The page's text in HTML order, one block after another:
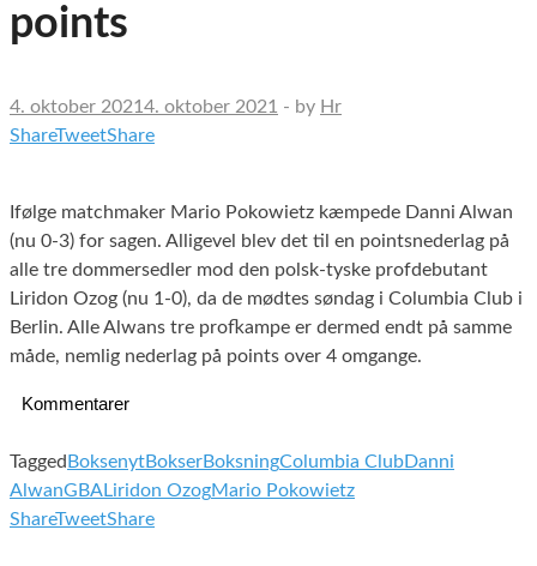
points
4. oktober 2021 4. oktober 2021 - by Hr
ShareTweetShare
Ifølge matchmaker Mario Pokowietz kæmpede Danni Alwan
(nu 0-3) for sagen. Alligevel blev det til en pointsnederlag på
alle tre dommersedler mod den polsk-tyske profdebutant
Liridon Ozog (nu 1-0), da de mødtes søndag i Columbia Club i
Berlin. Alle Alwans tre profkampe er dermed endt på samme
måde, nemlig nederlag på points over 4 omgange.
Kommentarer
Tagged BoksenytBokserBoksningColumbia ClubDanni
AlwanGBALiridon OzogMario Pokowietz
ShareTweetShare